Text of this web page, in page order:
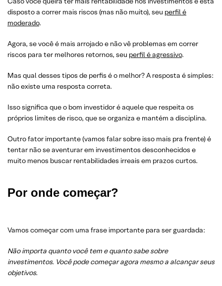
disposto a correr mais riscos (mas não muito), seu perfil é
moderado.
Agora, se você é mais arrojado e não vê problemas em correr
riscos para ter melhores retornos, seu perfil é agressivo.
Mas qual desses tipos de perfis é o melhor? A resposta é simples:
não existe uma resposta correta.
Isso significa que o bom investidor é aquele que respeita os
próprios limites de risco, que se organiza e mantém a disciplina.
Outro fator importante (vamos falar sobre isso mais pra frente) é
tentar não se aventurar em investimentos desconhecidos e
muito menos buscar rentabilidades irreais em prazos curtos.
Por onde começar?
Vamos começar com uma frase importante para ser guardada:
Não importa quanto você tem e quanto sabe sobre
investimentos. Você pode começar agora mesmo a alcançar seus
objetivos.